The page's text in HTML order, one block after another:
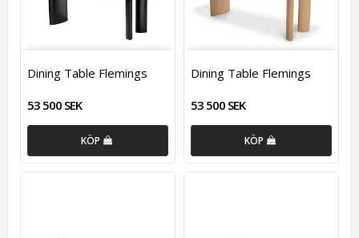
Dining Table Flemings
53 500 SEK
KÖP
Dining Table Flemings
53 500 SEK
KÖP